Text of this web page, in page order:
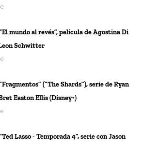
mundo al revés”, película de Agostina Di
Schwitter
(“The Shards”), serie de Ryan
Easton Ellis (Disney+)
Lasso - Temporada 4”, serie con Jason